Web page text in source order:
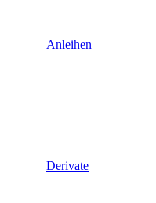
Anleihen
Derivate